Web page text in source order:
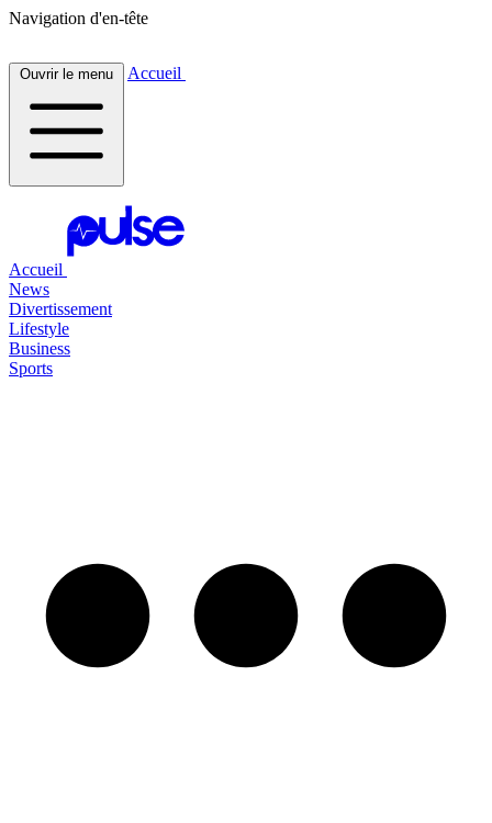
Navigation d'en-tête
Ouvrir le menu Accueil
Accueil
News
Divertissement
Lifestyle
Business
Sports